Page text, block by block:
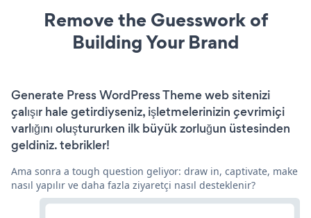
Remove the Guesswork of
Building Your Brand
Generate Press WordPress Theme web sitenizi
çalışır hale getirdiyseniz, işletmelerinizin çevrimiçi
varlığını oluştururken ilk büyük zorluğun üstesinden
geldiniz. tebrikler!
Ama sonra a tough question geliyor: draw in, captivate, make
nasıl yapılır ve daha fazla ziyaretçi nasıl desteklenir?